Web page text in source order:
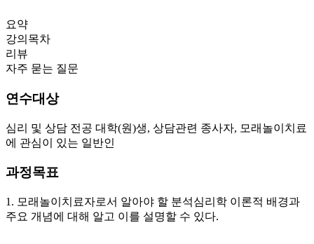
요약
강의목차
리뷰
자주 묻는 질문
연수대상
심리 및 상담 전공 대학(원)생, 상담관련 종사자, 모래놀이치료
에 관심이 있는 일반인
과정목표
1. 모래놀이치료자로서 알아야 할 분석심리학 이론적 배경과
주요 개념에 대해 알고 이를 설명할 수 있다.